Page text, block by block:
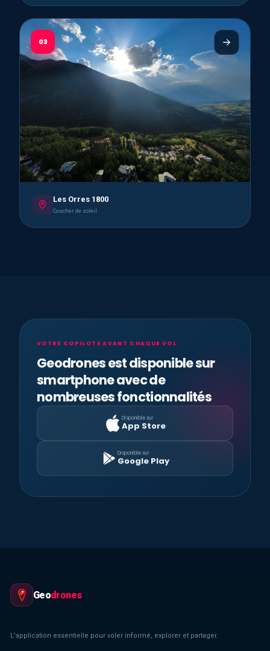
03
Les Orres 1800
Coucher de soleil
VOTRE COPILOTE AVANT CHAQUE VOL
Geodrones est disponible sur
smartphone avec de
nombreuses fonctionnalités
Disponible sur
App Store
Disponible sur
Google Play
Geodrones
L’application essentielle pour voler informé, explorer et partager.